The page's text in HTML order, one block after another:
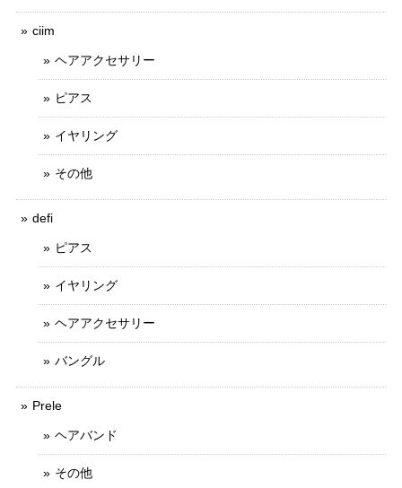
ciim
ヘアアクセサリー
ピアス
イヤリング
その他
defi
ピアス
イヤリング
ヘアアクセサリー
バングル
Prele
ヘアバンド
その他